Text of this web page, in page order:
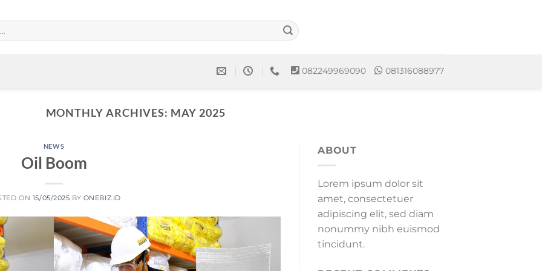
082249969090 081316088977
MONTHLY ARCHIVES: MAY 2025
NEWS
Oil Boom
ON 15/05/2025 BY ONEBIZ.ID
ABOUT
Lorem ipsum dolor sit
amet, consectetuer
adipiscing elit, sed diam
nonummy nibh euismod
tincidunt.